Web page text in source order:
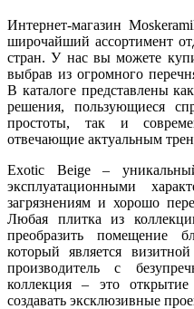
Интернет-магазин
широчайший ассортимент
стран. У нас вы можете
выбрав из огромного
В каталоге представлены
решения, пользующиеся
простоты, так и
отвечающие актуальным
Exotic Beige –
эксплуатационными
загрязнениям и хорошо
Любая плитка из
преобразить помещение
который является
производитель с
коллекция – это
создавать эксклюзивные